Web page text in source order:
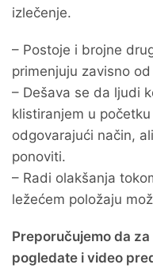
izlečenje.
– Postoje i brojne
primenjuju zavisno
– Dešava se da ljudi
klistiranjem u
odgovarajući način,
ponoviti.
– Radi olakšanja
ležećem položaju
Preporučujemo da
pogledate i video